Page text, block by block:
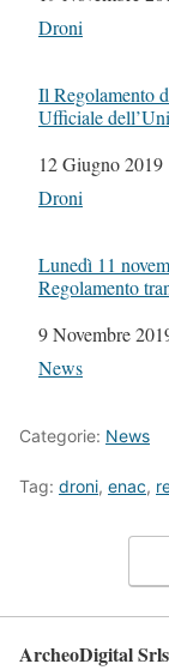
In relazione a
Droni
Il Regolamento
Ufficiale
Data
12 Giugno 2019
In relazione a
Droni
Lunedì 11
Regolamento
Data
9 Novembre
In relazione a
News
Categorie: News
Tag: droni, enac,
ArcheoDigital Srls